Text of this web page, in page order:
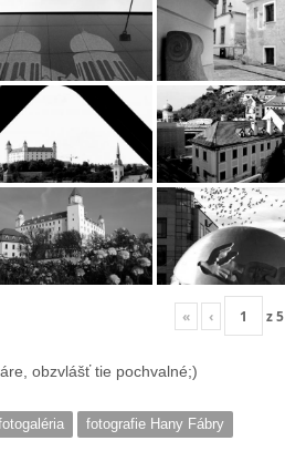
« ‹ z5
obzvlášť tie pochvalné;)
fotografie Hany Fábry